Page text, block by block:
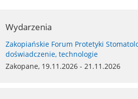
Wydarzenia
Zakopiańskie Forum Protetyki
doświadczenie, technologie
Zakopane, 19.11.2026 - 21.11.2026